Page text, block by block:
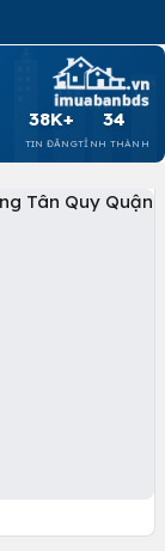
38K+
TIN ĐĂNG
34
TỈNH THÀNH